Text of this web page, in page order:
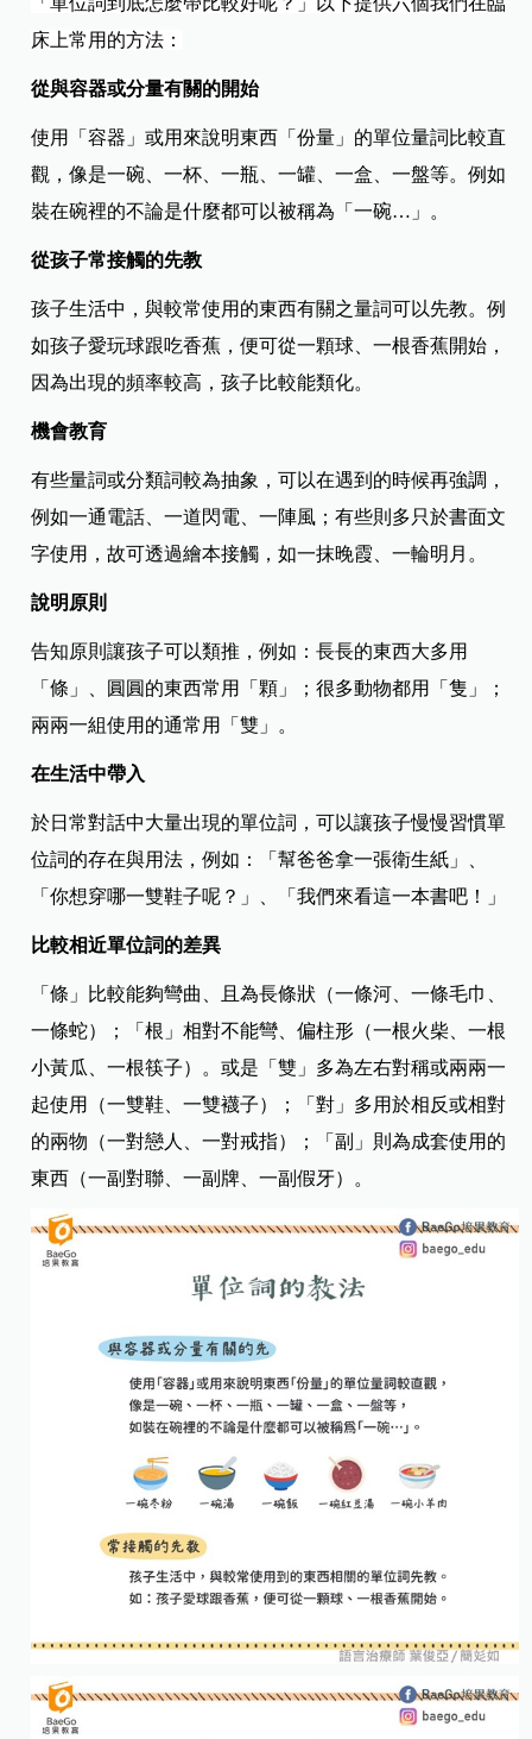
床上常用的方法：​
從與容器或分量有關的開始
使用「容器」或用來說明東西「份量」的單位量詞比較直
觀，像是一碗、一杯、一瓶、一罐、一盒、一盤等。例如
裝在碗裡的不論是什麼都可以被稱為「一碗…」。​​
從孩子常接觸的先教
孩子生活中，與較常使用的東西有關之量詞可以先教。例
如孩子愛玩球跟吃香蕉，便可從一顆球、一根香蕉開始，
因為出現的頻率較高，孩子比較能類化。​
​​機會教育​
有些量詞或分類詞較為抽象，可以在遇到的時候再強調，
例如一通電話、一道閃電、一陣風；有些則多只於書面文
字使用，故可透過繪本接觸，如一抹晚霞、一輪明月。​
說明原則
告知原則讓孩子可以類推，例如：長長的東西大多用
「條」、圓圓的東西常用「顆」；很多動物都用「隻」；
兩兩一組使用的通常用「雙」。​
在生活中帶入
於日常對話中大量出現的單位詞，可以讓孩子慢慢習慣單
位詞的存在與用法，例如：「幫爸爸拿一張衛生紙」、
「你想穿哪一雙鞋子呢？」、「我們來看這一本書吧！」​​​
比較相近單位詞的差異
「條」比較能夠彎曲、且為長條狀（一條河、一條毛巾、
一條蛇）；「根」相對不能彎、偏柱形（一根火柴、一根
小黃瓜、一根筷子）。​​或是「雙」多為左右對稱或兩兩一
起使用（一雙鞋、一雙襪子）；「對」多用於相反或相對
的兩物（一對戀人、一對戒指）；「副」則為成套使用的
東西（一副對聯、一副牌、一副假牙）。